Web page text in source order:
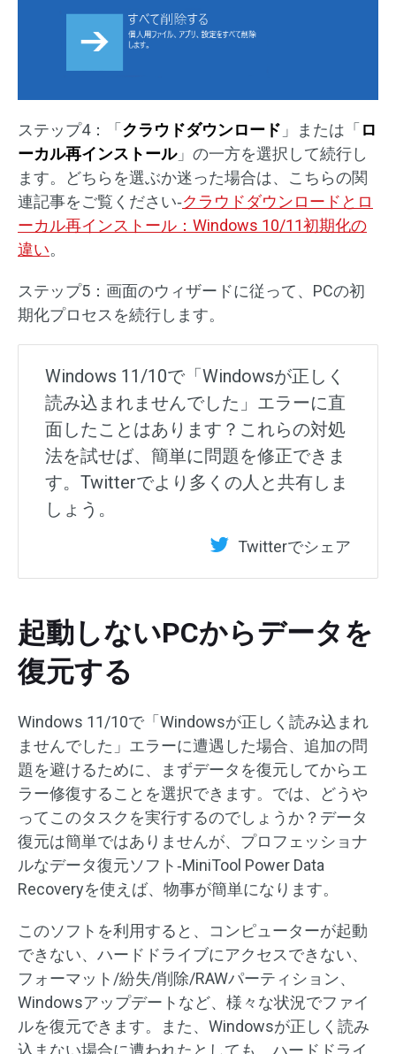
ステップ4：「 クラウドダウンロード 」または「 ロ
ーカル再インストール」の一方を選択して続行し
ます。どちらを選ぶか迷った場合は、こちらの関
連記事をご覧ください‐クラウドダウンロードとロ
ーカル再インストール：Windows 10/11初期化の
違い。
ステップ5：画面のウィザードに従って、PCの初
期化プロセスを続行します。
Windows 11/10で「Windowsが正しく
読み込まれませんでした」エラーに直
面したことはあります？これらの対処
法を試せば、簡単に問題を修正できま
す。Twitterでより多くの人と共有しま
しょう。
Twitterでシェア
起動しないPCからデータを
復元する
Windows 11/10で「Windowsが正しく読み込まれ
ませんでした」エラーに遭遇した場合、追加の問
題を避けるために、まずデータを復元してからエ
ラー修復することを選択できます。では、どうや
ってこのタスクを実行するのでしょうか？データ
復元は簡単ではありませんが、プロフェッショナ
ルなデータ復元ソフト‐MiniTool Power Data
Recoveryを使えば、物事が簡単になります。
このソフトを利用すると、コンピューターが起動
できない、ハードドライブにアクセスできない、
フォーマット/紛失/削除/RAWパーティション、
Windowsアップデートなど、様々な状況でファイ
ルを復元できます。また、Windowsが正しく読み
込まない場合に遭われたとしても、ハードドライ